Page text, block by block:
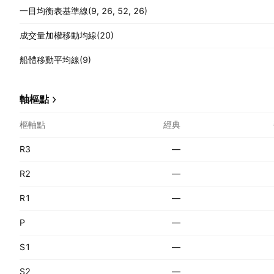
一目均衡表基準線(9, 26, 52, 26)
成交量加權移動均線(20)
船體移動平均線(9)
軸樞點
樞軸點 經典
R3 —
R2 —
R1 —
P —
S1 —
S2 —